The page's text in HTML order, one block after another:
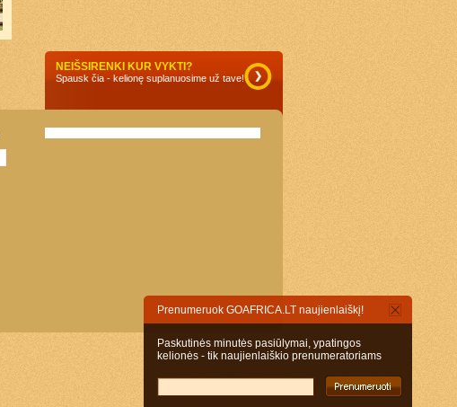
NEIŠSIRENKI KUR VYKTI?
Spausk čia - kelionę suplanuosime už tave!
Prenumeruok GOAFRICA.LT naujienlaiškį!
Paskutinės minutės pasiūlymai, ypatingos
kelionės - tik naujienlaiškio prenumeratoriams